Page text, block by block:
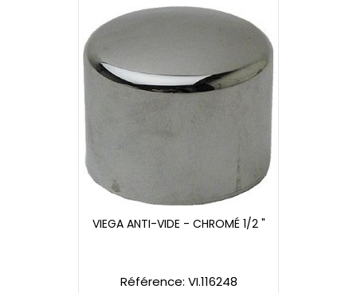
VIEGA ANTI-VIDE - CHROMÉ 1/2 "
Référence: VI.116248